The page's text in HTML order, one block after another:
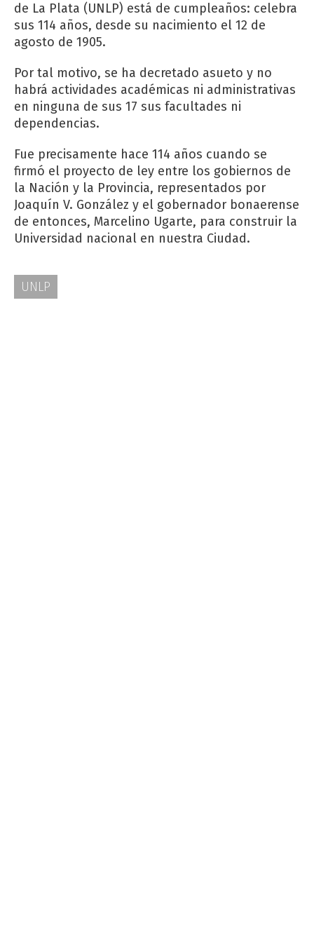
de La Plata (UNLP) está de cumpleaños: celebra
sus 114 años, desde su nacimiento el 12 de
agosto de 1905.
Por tal motivo, se ha decretado asueto y no
habrá actividades académicas ni administrativas
en ninguna de sus 17 sus facultades ni
dependencias.
Fue precisamente hace 114 años cuando se
firmó el proyecto de ley entre los gobiernos de
la Nación y la Provincia, representados por
Joaquín V. González y el gobernador bonaerense
de entonces, Marcelino Ugarte, para construir la
Universidad nacional en nuestra Ciudad.
UNLP